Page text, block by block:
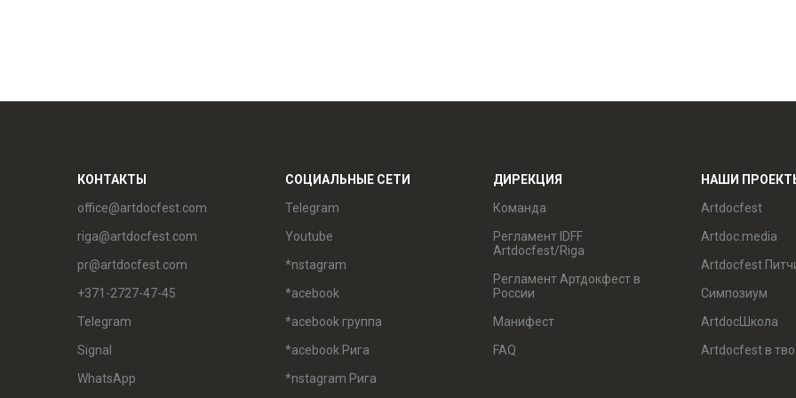
КОНТАКТЫ
office@artdocfest.com
riga@artdocfest.com
pr@artdocfest.com
+371-2727-47-45
Telegram
Signal
WhatsApp
СОЦИАЛЬНЫЕ СЕТИ
Telegram
Youtube
*nstagram
*acebook
*acebook группа
*acebook Рига
*nstagram Рига
ДИРЕКЦИЯ
Команда
Регламент IDFF
Artdocfest/Riga
Регламент Артдокфест в
России
Манифест
FAQ
НАШИ
Artdocfest
Artdoc.media
Artdocfest
Симпозиум
ArtdocШкола
Artdocfest в